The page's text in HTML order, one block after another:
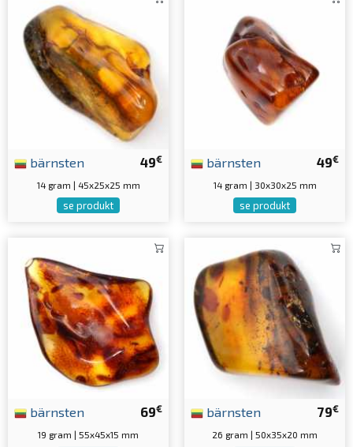
49€
bärnsten
14 gram | 45x25x25 mm
se produkt
49€
bärnsten
14 gram | 30x30x25 mm
se produkt
69€
bärnsten
19 gram | 55x45x15 mm
79€
bärnsten
26 gram | 50x35x20 mm